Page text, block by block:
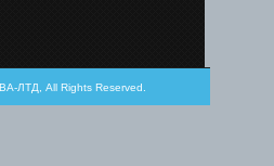
ЛТД, All Rights Reserved.